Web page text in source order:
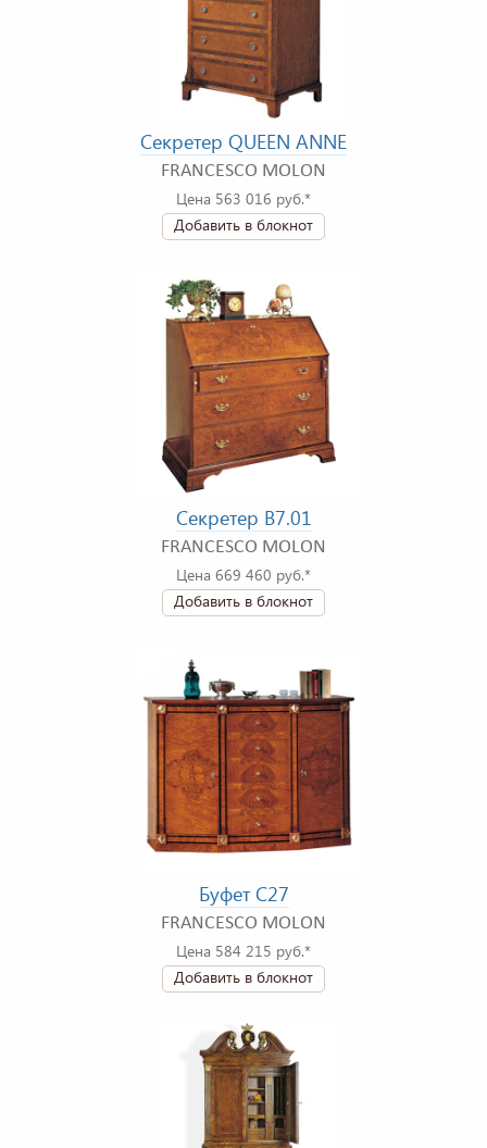
Секретер QUEEN ANNE
FRANCESCO MOLON
Цена 563 016 руб.*
Добавить в блокнот
Секретер B7.01
FRANCESCO MOLON
Цена 669 460 руб.*
Добавить в блокнот
Буфет C27
FRANCESCO MOLON
Цена 584 215 руб.*
Добавить в блокнот